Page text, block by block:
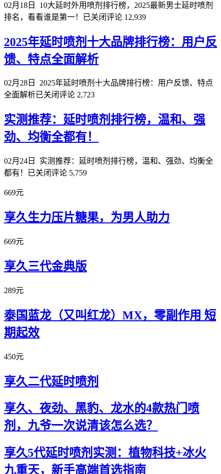
02月18日
10大延时外用喷剂排行榜，2025最新男士延时喷剂
排名，看看谁是第一！ 已关闭评论 12,939
2025年延时喷剂十大品牌排行榜：用户反
馈、特点全面解析
02月28日
2025年延时喷剂十大品牌排行榜：用户反馈、特点
全面解析已关闭评论 2,723
实测推荐：延时喷剂排行榜，温和、强
劲、均衡全都有！
02月24日
实测推荐：延时喷剂排行榜，温和、强劲、均衡全
都有！ 已关闭评论 5,759
669元
享久生力压片糖果，为男人助力
669元
享久三代金典版
289元
泰国蓝龙（又叫红龙）MX，零副作用 短
期起效
450元
享久二代延时喷剂
享久、夜劲、黑豹、龙水的4款热门喷
剂，九爷一次说清该怎么选？
享久5代延时喷剂实测：植物科技+冰火
九重天，新手高端首选指南